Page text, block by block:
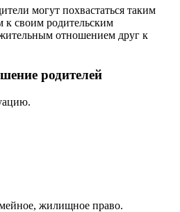
могут похвастаться таким
к своим родительским
отношением друг к
родителей
жилищное право.